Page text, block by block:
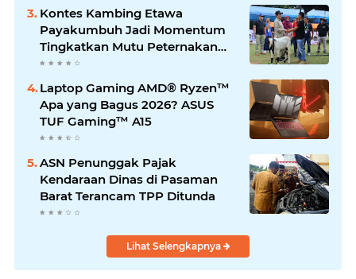
Kontes Kambing Etawa
Payakumbuh Jadi Momentum
Tingkatkan Mutu Peternakan
Lokal
Laptop Gaming AMD® Ryzen™
Apa yang Bagus 2026? ASUS
TUF Gaming™ A15
ASN Penunggak Pajak
Kendaraan Dinas di Pasaman
Barat Terancam TPP Ditunda
Lihat Selengkapnya